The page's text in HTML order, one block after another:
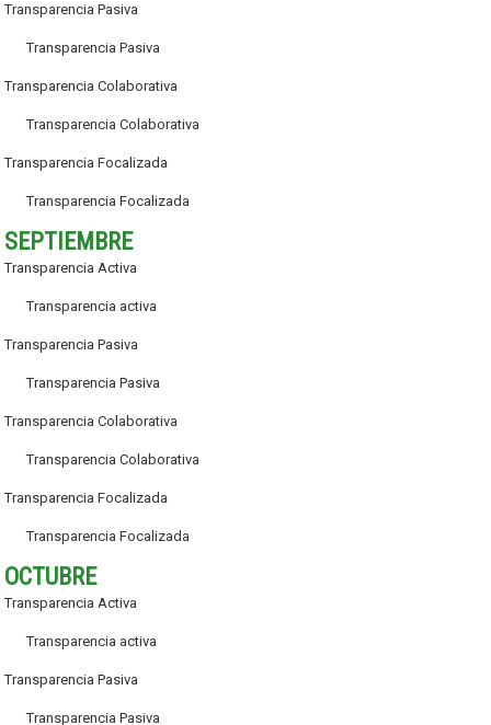
Transparencia Pasiva
Transparencia Pasiva
Transparencia Colaborativa
Transparencia Colaborativa
Transparencia Focalizada
Transparencia Focalizada
SEPTIEMBRE
Transparencia Activa
Transparencia activa
Transparencia Pasiva
Transparencia Pasiva
Transparencia Colaborativa
Transparencia Colaborativa
Transparencia Focalizada
Transparencia Focalizada
OCTUBRE
Transparencia Activa
Transparencia activa
Transparencia Pasiva
Transparencia Pasiva